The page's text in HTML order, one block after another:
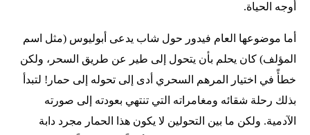
أوجه الحياة.
أما موضوعها العام فيدور حول شاب يدعى أبوليوس (مثل اسم
المؤلف) كان يحلم بأن يتحول إلى طير عن طريق السحر، ولكن
خطأً في اختيار المرهم السحري أدى إلى تحوله إلى حمار! لتبدأ
بذلك رحلة شقائه ومغامراته التي تنتهي بعودته إلى صورته
الآدمية. ولكن ما بين التحولين لا يكون هذا الحمار مجرد دابة